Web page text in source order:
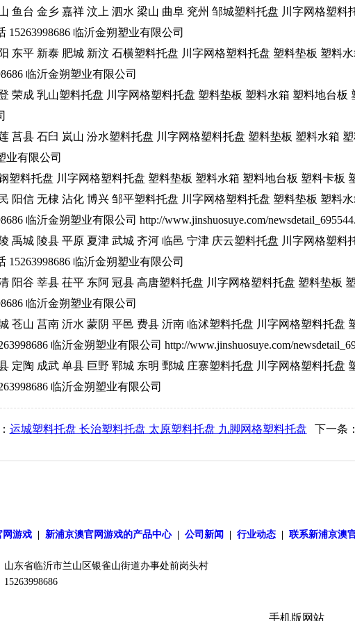
鱼台 金乡 嘉祥 汶上 泗水 梁山 曲阜 兖州 邹城塑料托盘 川字网格塑
15263998686 临沂金朔塑业有限公司
东平 新泰 肥城 新汶 石横塑料托盘 川字网格塑料托盘 塑料垫板 塑料
临沂金朔塑业有限公司
荣成 乳山塑料托盘 川字网格塑料托盘 塑料垫板 塑料水箱 塑料地台板
莒县 石臼 岚山 汾水塑料托盘 川字网格塑料托盘 塑料垫板 塑料水箱
业有限公司
塑料托盘 川字网格塑料托盘 塑料垫板 塑料水箱 塑料地台板 塑料卡板
阳信 无棣 沾化 博兴 邹平塑料托盘 川字网格塑料托盘 塑料垫板 塑料
临沂金朔塑业有限公司 http://www.jinshuosuye.com/
禹城 陵县 平原 夏津 武城 齐河 临邑 宁津 庆云塑料托盘 川字网格塑
15263998686 临沂金朔塑业有限公司
阳谷 莘县 茌平 东阿 冠县 高唐塑料托盘 川字网格塑料托盘 塑料垫板
临沂金朔塑业有限公司
苍山 莒南 沂水 蒙阴 平邑 费县 沂南 临沭塑料托盘 川字网格塑料托盘
临沂金朔塑业有限公司 http://www.jinshuosuye.com/
定陶 成武 单县 巨野 郓城 东明 鄄城 庄寨塑料托盘 川字网格塑料托盘
临沂金朔塑业有限公司
运城塑料托盘 长治塑料托盘 太原塑料托盘 九脚网格塑料托盘 下一条：
网游戏 新浦京澳官网游戏的产品中心 公司新闻 行业动态 联系新浦京澳
山东省临沂市兰山区银雀山街道办事处前岗头村
15263998686
手机版网站